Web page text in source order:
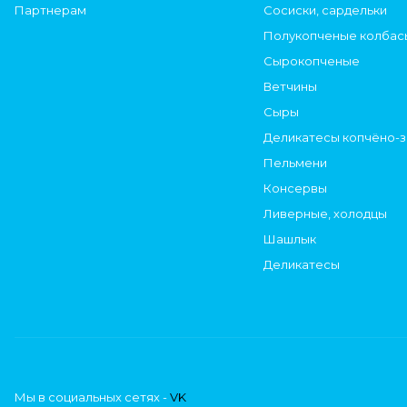
Партнерам
Сосиски, сардельки
Полукопченые
Сырокопченые
Ветчины
Сыры
Деликатесы копчёно-
Пельмени
Консервы
Ливерные, холодцы
Шашлык
Деликатесы
Мы в социальных сетях -VK